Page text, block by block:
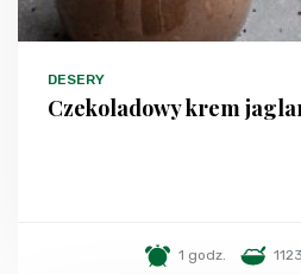
DESERY
Czekoladowy krem
1 godz.